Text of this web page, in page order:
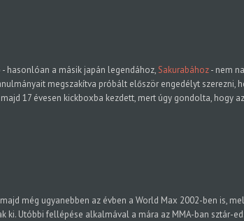
hasonlóan a másik japán legendához,Sakurabához- nem
megszakítva próbált először engedélyt szerezni,
17 évesen kickboxba kezdett, mert úgy gondolta, hogy
még ugyanebben az évben a World Max 2002-ben is,
ki. Utóbbi fellépése alkalmával a mára az MMA-ban sztár-